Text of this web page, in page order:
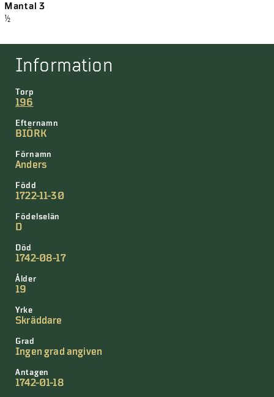
Mantal 3
½
Information
Torp
196
Efternamn
BIÖRK
Förnamn
Anders
Född
1722-11-30
Födelselän
D
Död
1742-08-17
Ålder
19
Yrke
Skräddare
Grad
Ingen grad angiven
Antagen
1742-01-18